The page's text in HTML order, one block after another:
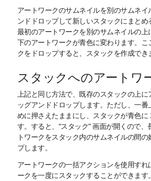
アートワークのサムネイルを別のサムネイ
ンドドロップして新しいスタックにまとめ
最初のアートワークを別のサムネイルの上
下のアートワークが青色に変わります。こ
クをドロップすると、スタックを作成でき
スタックへのアートワ
上記と同じ方法で、既存のスタックの上に
ッグアンドドロップします。ただし、一
めに押さえたままにし、スタックが青色に
す。すると、“スタック” 画面が開くので
トワークをスタック内のサムネイルの間
プします。
アートワークの一括アクションを使用すれ
ークを一度にスタックすることができます。